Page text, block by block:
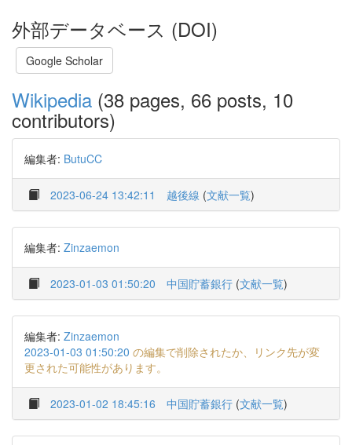
外部データベース (DOI)
Google Scholar
Wikipedia (38 pages, 66 posts, 10
contributors)
編集者: ButuCC
2023-06-24 13:42:11 越後線 (文献一覧)
編集者: Zinzaemon
2023-01-03 01:50:20 中国貯蓄銀行 (文献一覧)
編集者: Zinzaemon
2023-01-03 01:50:20 の編集で削除されたか、リンク先が変
更された可能性があります。
2023-01-02 18:45:16 中国貯蓄銀行 (文献一覧)